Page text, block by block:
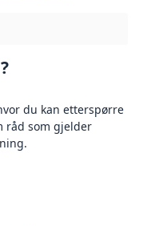
du kan etterspørre
råd som gjelder